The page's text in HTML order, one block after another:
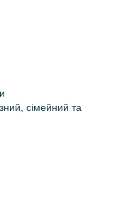
сімейний та